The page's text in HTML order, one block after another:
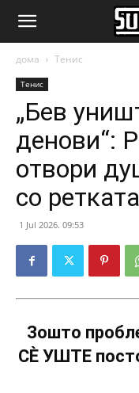
SuperSport.mk
дома Тенис
Тенис
„Бев
денови“:
отвори
со
1 Jul 2026. 09:53
Зошто
СÈ УШТЕ